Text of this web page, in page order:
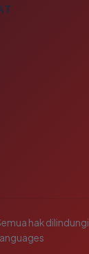
hak dilindungi.